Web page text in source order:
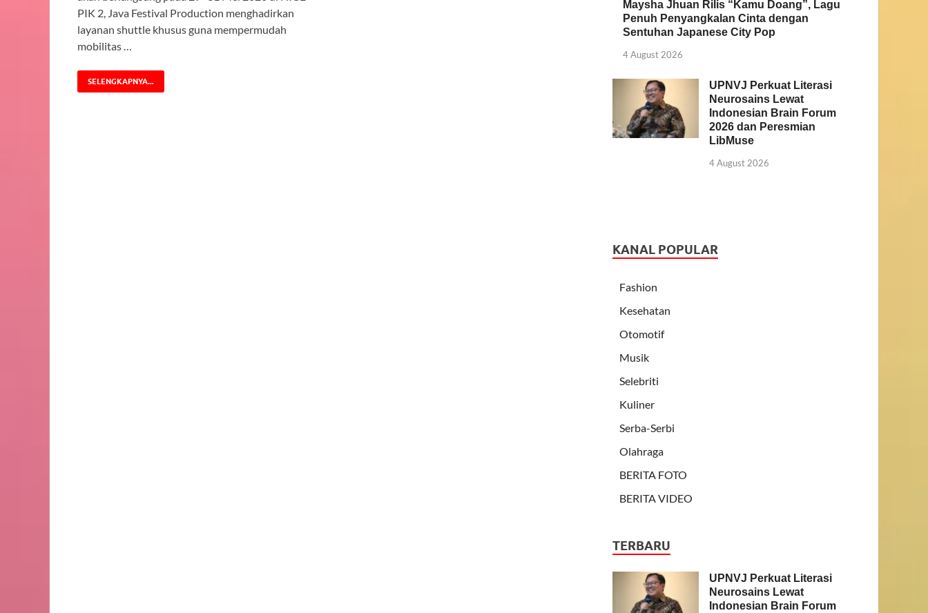
PIK 2, Java Festival Production menghadirkan
layanan shuttle khusus guna mempermudah
mobilitas …
SELENGKAPNYA...
Maysha Jhuan Rilis “Kamu Doang”, Lagu
Penuh Penyangkalan Cinta dengan
Sentuhan Japanese City Pop
4 August 2026
UPNVJ Perkuat Literasi
Neurosains Lewat
Indonesian Brain Forum
2026 dan Peresmian
LibMuse
4 August 2026
KANAL POPULAR
Fashion
Kesehatan
Otomotif
Musik
Selebriti
Kuliner
Serba-Serbi
Olahraga
BERITA FOTO
BERITA VIDEO
TERBARU
UPNVJ Perkuat Literasi
Neurosains Lewat
Indonesian Brain Forum